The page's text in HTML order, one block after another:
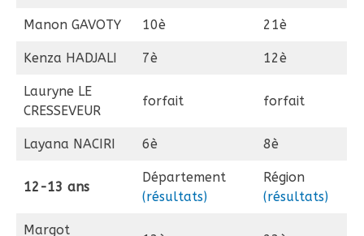
Manon GAVOTY 10è 21è
Kenza HADJALI 7è 12è
Lauryne LE
CRESSEVEUR
forfait forfait
Layana NACIRI 6è 8è
12-13 ans
Département
(résultats)
Région
(résultats)
Margot